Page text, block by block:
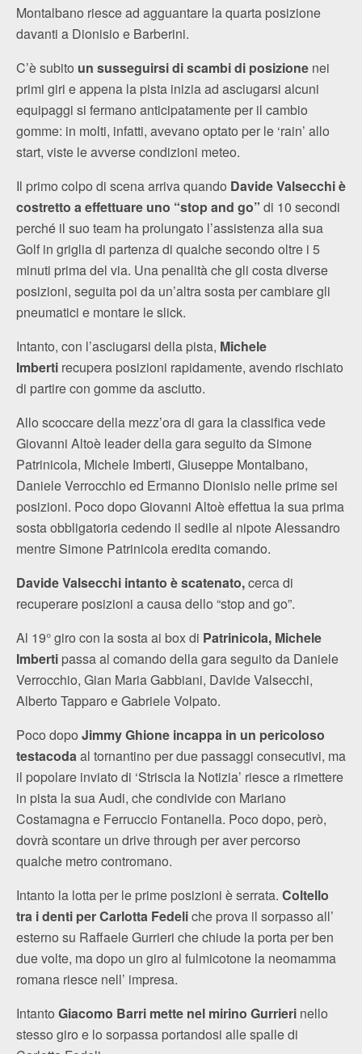
Montalbano riesce ad agguantare la quarta posizione
davanti a Dionisio e Barberini.
C’è subito un susseguirsi di scambi di posizione nei
primi giri e appena la pista inizia ad asciugarsi alcuni
equipaggi si fermano anticipatamente per il cambio
gomme: in molti, infatti, avevano optato per le ‘rain’ allo
start, viste le avverse condizioni meteo.
Il primo colpo di scena arriva quando Davide Valsecchi è
costretto a effettuare uno “stop and go” di 10 secondi
perché il suo team ha prolungato l’assistenza alla sua
Golf in griglia di partenza di qualche secondo oltre i 5
minuti prima del via. Una penalità che gli costa diverse
posizioni, seguita poi da un’altra sosta per cambiare gli
pneumatici e montare le slick.
Intanto, con l’asciugarsi della pista, Michele
Imberti recupera posizioni rapidamente, avendo rischiato
di partire con gomme da asciutto.
Allo scoccare della mezz’ora di gara la classifica vede
Giovanni Altoè leader della gara seguito da Simone
Patrinicola, Michele Imberti, Giuseppe Montalbano,
Daniele Verrocchio ed Ermanno Dionisio nelle prime sei
posizioni. Poco dopo Giovanni Altoè effettua la sua prima
sosta obbligatoria cedendo il sedile al nipote Alessandro
mentre Simone Patrinicola eredita comando.
Davide Valsecchi intanto è scatenato,cerca di
recuperare posizioni a causa dello “stop and go”.
Al 19° giro con la sosta ai box di Patrinicola, Michele
Imberti passa al comando della gara seguito da Daniele
Verrocchio, Gian Maria Gabbiani, Davide Valsecchi,
Alberto Tapparo e Gabriele Volpato.
Poco dopo Jimmy Ghione incappa in un pericoloso
testacodaal tornantino per due passaggi consecutivi, ma
il popolare inviato di ‘Striscia la Notizia’ riesce a rimettere
in pista la sua Audi, che condivide con Mariano
Costamagna e Ferruccio Fontanella. Poco dopo, però,
dovrà scontare un drive through per aver percorso
qualche metro contromano.
Intanto la lotta per le prime posizioni è serrata. Coltello
tra i denti per Carlotta Fedeliche prova il sorpasso all’
esterno su Raffaele Gurrieri che chiude la porta per ben
due volte, ma dopo un giro al fulmicotone la neomamma
romana riesce nell’ impresa.
Intanto Giacomo Barri mette nel mirino Gurrieri nello
stesso giro e lo sorpassa portandosi alle spalle di